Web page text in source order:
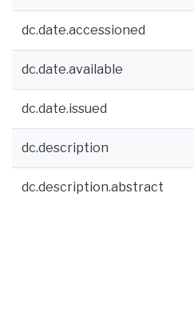
dc.date.accessioned
dc.date.available
dc.date.issued
dc.description
dc.description.abstract